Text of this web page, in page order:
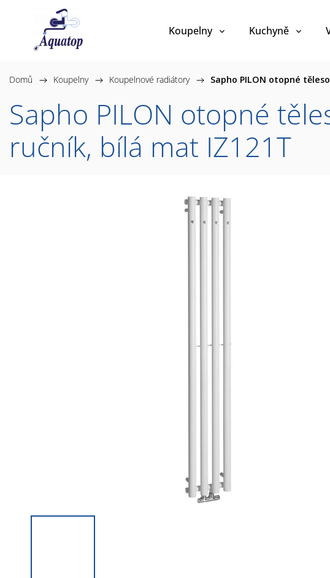
Koupelny Kuchyně
Domů / Koupelny / Koupelnové radiátory / Sapho PILON otopné
Sapho PILON otopné
ručník, bílá mat IZ121T